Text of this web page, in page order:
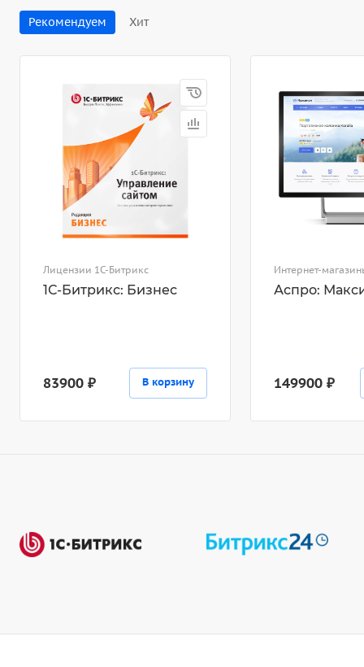
Рекомендуем Хит
Лицензии 1С-Битрикс
1С-Битрикс: Бизнес
83900 ₽ В корзину
Интернет-
Аспро:
149900 ₽